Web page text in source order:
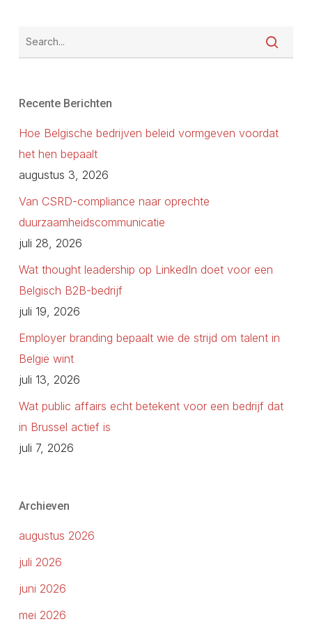
beoordelen — voornamelijk TCFD voor klimaat, en de
inclusief de meertalige operationele omgeving, de
specifieke regelgevingstijdlijn onder de omgezette
CSRD — moet expliciet worden uitgelegd, want veel
internationale investeerders zijn er niet mee
vertrouwd.
Recente Berichten
Hoe Belgische bedrijven beleid vormgeven voordat
het hen bepaalt
augustus 3, 2026
Van CSRD-compliance naar oprechte
duurzaamheidscommunicatie
juli 28, 2026
Wat thought leadership op LinkedIn doet voor een
Belgisch B2B-bedrijf
juli 19, 2026
Employer branding bepaalt wie de strijd om talent in
België wint
juli 13, 2026
Wat public affairs echt betekent voor een bedrijf dat
in Brussel actief is
juli 7, 2026
Archieven
augustus 2026
juli 2026
juni 2026
mei 2026